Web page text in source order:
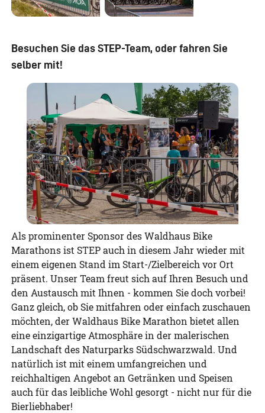
Besuchen Sie das STEP-Team, oder fahren Sie
selber mit!
Als prominenter Sponsor des Waldhaus Bike
Marathons ist STEP auch in diesem Jahr wieder mit
einem eigenen Stand im Start-/Zielbereich vor Ort
präsent. Unser Team freut sich auf Ihren Besuch und
den Austausch mit Ihnen - kommen Sie doch vorbei!
Ganz gleich, ob Sie mitfahren oder einfach zuschauen
möchten, der Waldhaus Bike Marathon bietet allen
eine einzigartige Atmosphäre in der malerischen
Landschaft des Naturparks Südschwarzwald. Und
natürlich ist mit einem umfangreichen und
reichhaltigen Angebot an Getränken und Speisen
auch für das leibliche Wohl gesorgt - nicht nur für die
Bierliebhaber!